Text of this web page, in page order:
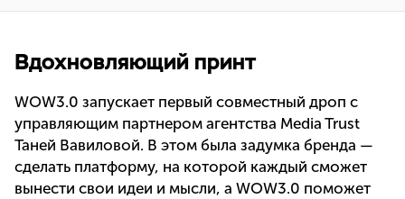
Вдохновляющий принт
WOW3.0 запускает первый совместный дроп с
управляющим партнером агентства Media Trust
Таней Вавиловой. В этом была задумка бренда —
сделать платформу, на которой каждый сможет
вынести свои идеи и мысли, а WOW3.0 поможет